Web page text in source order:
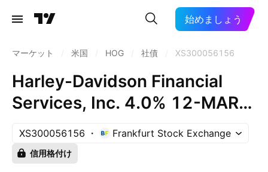
始めましょう
マーケット 米国 HOG 社債 XS300056156
Harley-Davidson Financial
Services, Inc. 4.0% 12-MAR-
2030
XS300056156 Frankfurt Stock Exchange
信用格付け